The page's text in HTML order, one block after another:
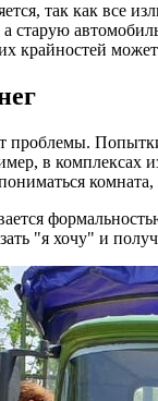
так как все
а старую
крайностей
проблемы.
в комплексах
комната,
"я хочу" и